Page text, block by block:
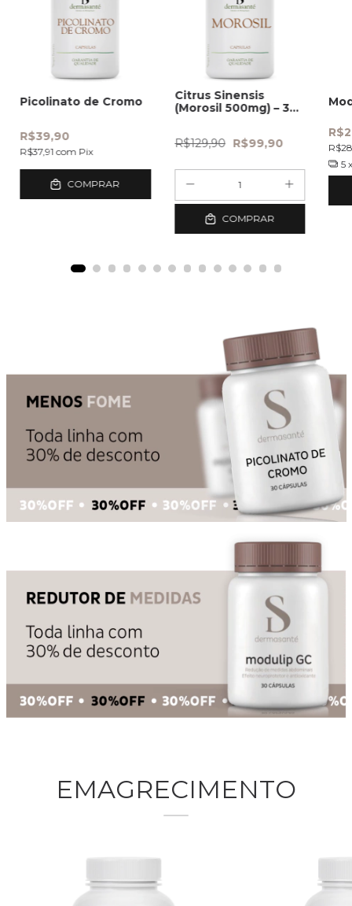
Picolinato de Cromo
R$39,90
R$37,91 com Pix
COMPRAR
Citrus Sinensis
(Morosil 500mg) – 30
R$129,90 R$99,90
COMPRAR
5
EMAGRECIMENTO